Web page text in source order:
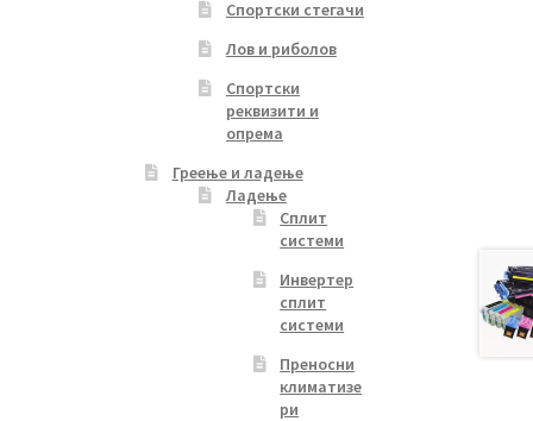
Спортски стегачи
Лов и риболов
Спортски
реквизити и
опрема
Греење и ладење
Ладење
Сплит
системи
Инвертер
сплит
системи
Преносни
климатизе
ри